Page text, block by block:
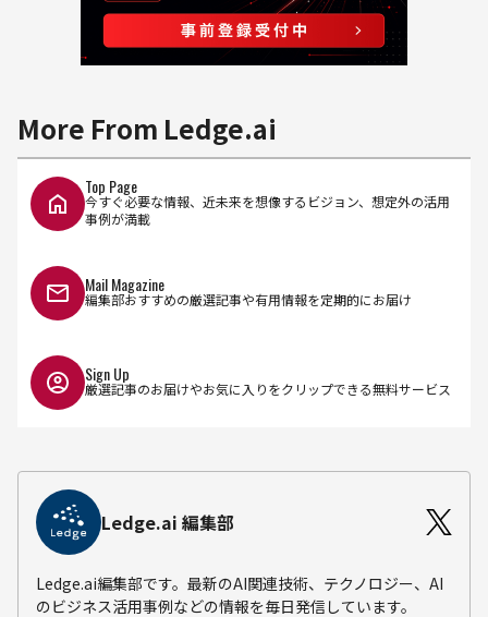
More From Ledge.ai
Top Page
今すぐ必要な情報、近未来を想像するビジョン、想定外の活用
事例が満載
Mail Magazine
編集部おすすめの厳選記事や有用情報を定期的にお届け
Sign Up
厳選記事のお届けやお気に入りをクリップできる無料サービス
Ledge.ai 編集部
Ledge.ai編集部です。最新のAI関連技術、テクノロジー、AI
のビジネス活用事例などの情報を毎日発信しています。